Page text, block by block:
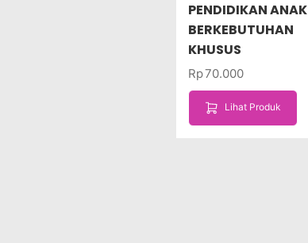
PENDIDIKAN ANAK
BERKEBUTUHAN
KHUSUS
Rp70.000
Lihat Produk